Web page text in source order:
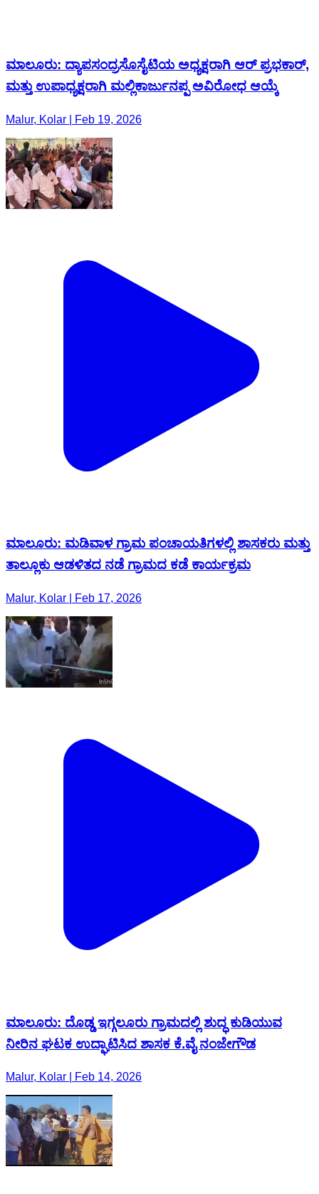
ಮಾಲೂರು: ದ್ಯಾಪಸಂದ್ರಸೊಸೈಟಿಯ ಅಧ್ಯಕ್ಷರಾಗಿ ಆರ್ ಪ್ರಭಕಾರ್,
ಮತ್ತು ಉಪಾಧ್ಯಕ್ಷರಾಗಿ ಮಲ್ಲಿಕಾರ್ಜುನಪ್ಪ ಅವಿರೋಧ ಆಯ್ಕೆ
Malur, Kolar | Feb 19, 2026
ಮಾಲೂರು: ಮಡಿವಾಳ ಗ್ರಾಮ ಪಂಚಾಯತಿಗಳಲ್ಲಿ ಶಾಸಕರು ಮತ್ತು
ತಾಲ್ಲೂಕು ಆಡಳಿತದ ನಡೆ ಗ್ರಾಮದ ಕಡೆ ಕಾರ್ಯಕ್ರಮ
Malur, Kolar | Feb 17, 2026
ಮಾಲೂರು: ದೊಡ್ಡ ಇಗ್ಗಲೂರು ಗ್ರಾಮದಲ್ಲಿ ಶುದ್ಧ ಕುಡಿಯುವ
ನೀರಿನ ಘಟಕ ಉದ್ಘಾಟಿಸಿದ ಶಾಸಕ ಕೆ.ವೈ ನಂಜೇಗೌಡ
Malur, Kolar | Feb 14, 2026